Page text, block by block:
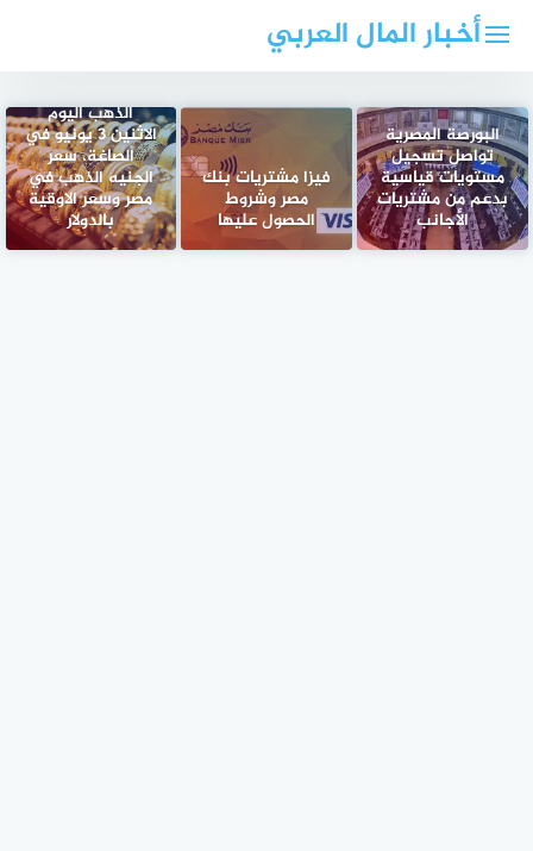
أخبار المال العربي
البورصة المصرية
تواصل تسجيل
مستويات قياسية
بدعم من مشتريات
الأجانب
فيزا مشتريات بنك
مصر وشروط
الحصول عليها
الذهب اليوم
الاثنين 3 يونيو في
الصاغة، سعر
الجنيه الذهب في
مصر وسعر الاوقية
بالدولار